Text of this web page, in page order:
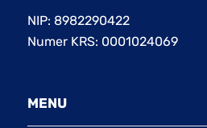
NIP: 8982290422
Numer KRS: 0001024069
MENU